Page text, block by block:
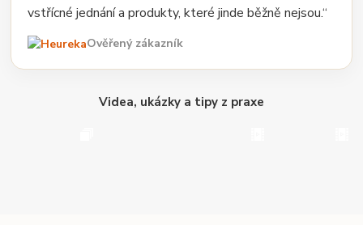
vstřícné jednání a produkty, které jinde běžně nejsou.“
Ověřený zákazník
Videa, ukázky a tipy z praxe